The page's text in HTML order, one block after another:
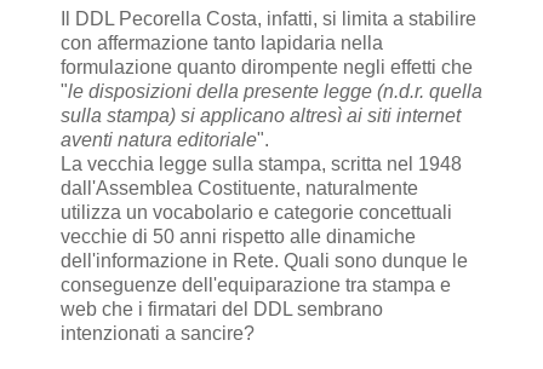
Il DDL Pecorella Costa, infatti, si limita a stabilire
con affermazione tanto lapidaria nella
formulazione quanto dirompente negli effetti che
"le disposizioni della presente legge (n.d.r. quella
sulla stampa) si applicano altresì ai siti internet
aventi natura editoriale".
La vecchia legge sulla stampa, scritta nel 1948
dall'Assemblea Costituente, naturalmente
utilizza un vocabolario e categorie concettuali
vecchie di 50 anni rispetto alle dinamiche
dell'informazione in Rete. Quali sono dunque le
conseguenze dell'equiparazione tra stampa e
web che i firmatari del DDL sembrano
intenzionati a sancire?